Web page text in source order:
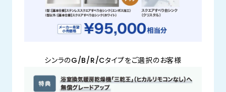
シンラのG/B/R/Cタイプをご選択のお客様